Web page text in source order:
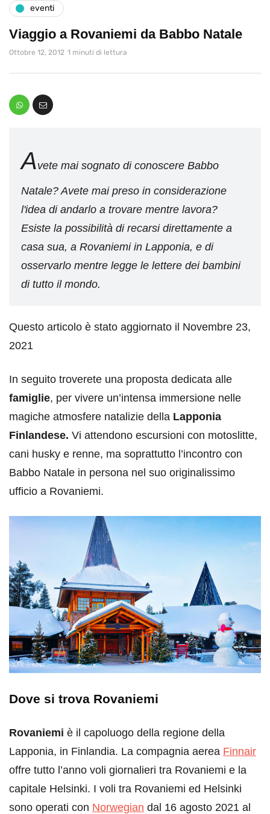
eventi
Viaggio a Rovaniemi da Babbo Natale
Ottobre 12, 2012 1 minuti di lettura
A vete mai sognato di conoscere Babbo
Natale? Avete mai preso in considerazione
l'idea di andarlo a trovare mentre lavora?
Esiste la possibilità di recarsi direttamente a
casa sua, a Rovaniemi in Lapponia, e di
osservarlo mentre legge le lettere dei bambini
di tutto il mondo.
Questo articolo è stato aggiornato il Novembre 23,
2021
In seguito troverete una proposta dedicata alle
famiglie, per vivere un’intensa immersione nelle
magiche atmosfere natalizie della Lapponia
Finlandese. Vi attendono escursioni con motoslitte,
cani husky e renne, ma soprattutto l’incontro con
Babbo Natale in persona nel suo originalissimo
ufficio a Rovaniemi.
Dove si trova Rovaniemi
Rovaniemi è il capoluogo della regione della
Lapponia, in Finlandia. La compagnia aerea Finnair
offre tutto l’anno voli giornalieri tra Rovaniemi e la
capitale Helsinki. I voli tra Rovaniemi ed Helsinki
sono operati con Norwegian dal 16 agosto 2021 al